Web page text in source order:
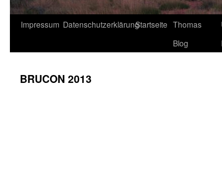
Impressum DatenschutzerklärungStartseite Thomas
Blog
BRUCON 2013